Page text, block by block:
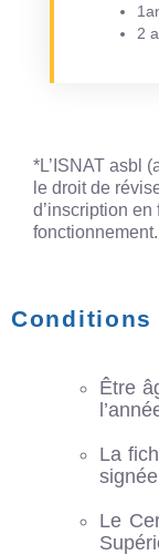
2
*L’ISNAT asbl
le droit de
d’inscription
fonctionnement.
Conditions
Être
La
Le